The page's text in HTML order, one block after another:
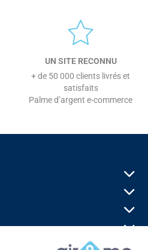
UN SITE RECONNU
+ de 50 000 clients livrés et
satisfaits
Palme d’argent e-commerce